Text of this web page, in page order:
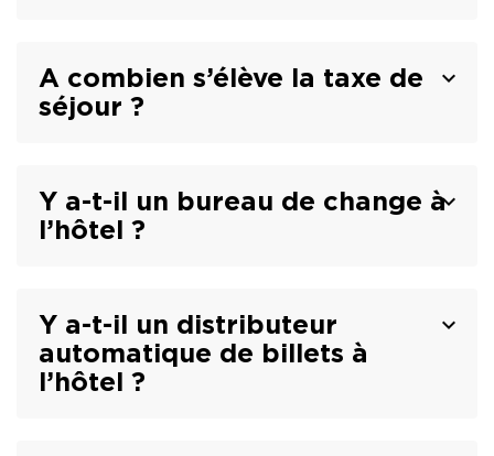
A combien s’élève la taxe de
séjour ?
Y a-t-il un bureau de change à
l’hôtel ?
Y a-t-il un distributeur
automatique de billets à
l’hôtel ?